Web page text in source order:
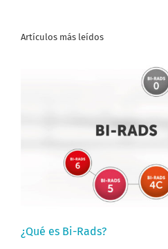
Artículos más leídos
¿Qué es Bi-Rads?